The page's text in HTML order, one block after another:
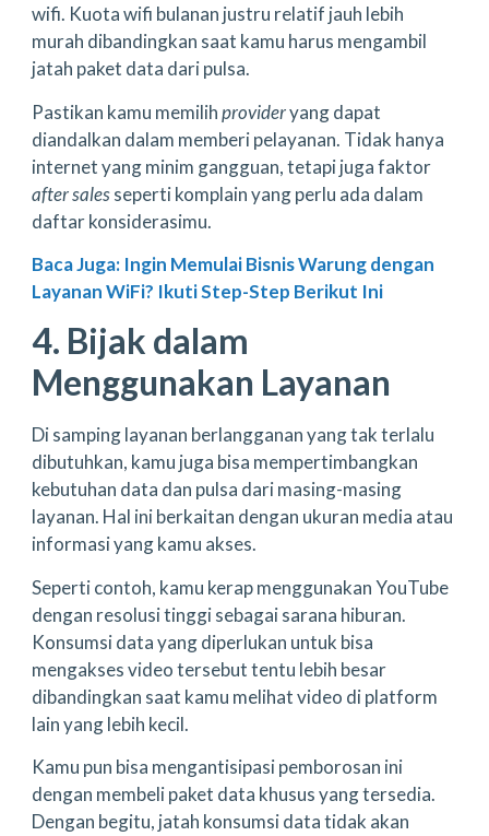
wifi. Kuota wifi bulanan justru relatif jauh lebih
murah dibandingkan saat kamu harus mengambil
jatah paket data dari pulsa.
Pastikan kamu memilihprovideryang dapat
diandalkan dalam memberi pelayanan. Tidak hanya
internet yang minim gangguan, tetapi juga faktor
after salesseperti komplain yang perlu ada dalam
daftar konsiderasimu.
Baca Juga: Ingin Memulai Bisnis Warung dengan
Layanan WiFi? Ikuti Step-Step Berikut Ini
4. Bijak dalam
Menggunakan Layanan
Di samping layanan berlangganan yang tak terlalu
dibutuhkan, kamu juga bisa mempertimbangkan
kebutuhan data dan pulsa dari masing-masing
layanan. Hal ini berkaitan dengan ukuran media atau
informasi yang kamu akses.
Seperti contoh, kamu kerap menggunakan YouTube
dengan resolusi tinggi sebagai sarana hiburan.
Konsumsi data yang diperlukan untuk bisa
mengakses video tersebut tentu lebih besar
dibandingkan saat kamu melihat video di platform
lain yang lebih kecil.
Kamu pun bisa mengantisipasi pemborosan ini
dengan membeli paket data khusus yang tersedia.
Dengan begitu, jatah konsumsi data tidak akan